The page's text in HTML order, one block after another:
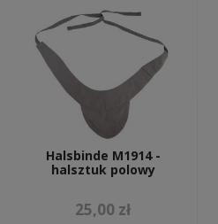
Halsbinde M1914 -
halsztuk polowy
25,00 zł